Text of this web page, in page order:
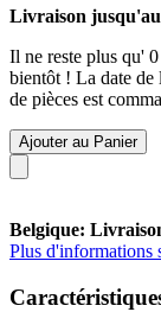
Livraison
Il ne reste plus qu'
bientôt ! La date de
de pièces est
Ajouter au Panier
Belgique:
Plus d'informations